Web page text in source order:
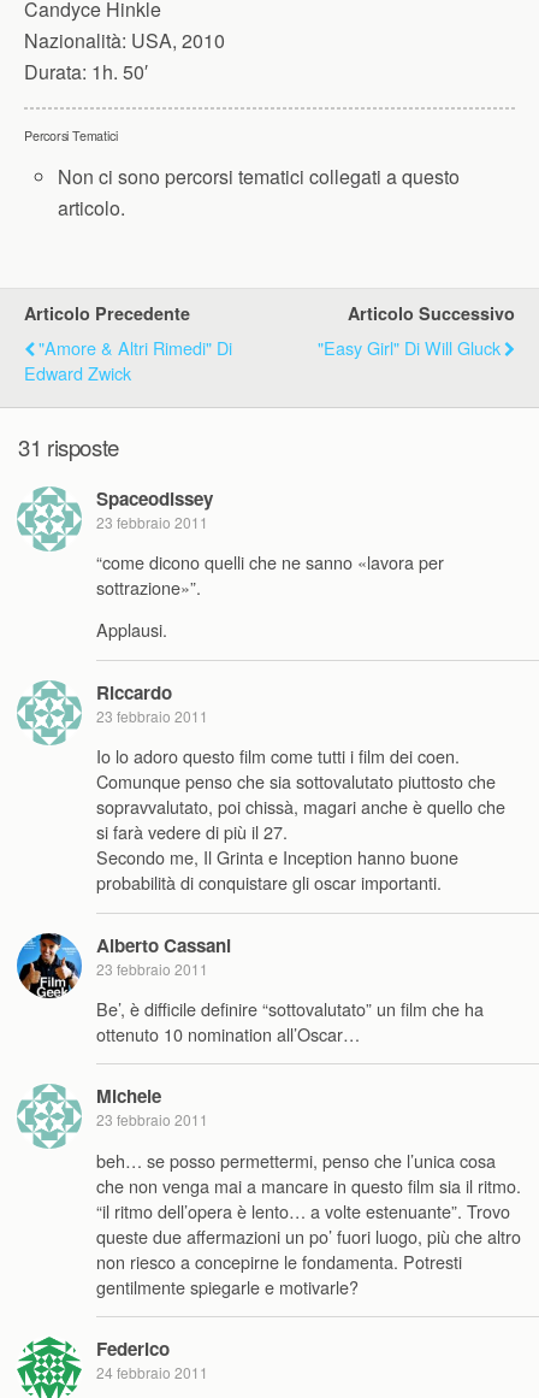
Candyce Hinkle
Nazionalità: USA, 2010
Durata: 1h. 50′
Percorsi Tematici
Non ci sono percorsi tematici collegati a questo
articolo.
Articolo Precedente
"Amore & Altri Rimedi" Di
Edward Zwick
Articolo Successivo
"Easy Girl" Di Will Gluck
31 risposte
Spaceodissey
23 febbraio 2011
“come dicono quelli che ne sanno «lavora per
sottrazione»”.
Applausi.
Riccardo
23 febbraio 2011
Io lo adoro questo film come tutti i film dei coen.
Comunque penso che sia sottovalutato piuttosto che
sopravvalutato, poi chissà, magari anche è quello che
si farà vedere di più il 27.
Secondo me, Il Grinta e Inception hanno buone
probabilità di conquistare gli oscar importanti.
Alberto Cassani
23 febbraio 2011
Be’, è difficile definire “sottovalutato” un film che ha
ottenuto 10 nomination all’Oscar…
Michele
23 febbraio 2011
beh… se posso permettermi, penso che l’unica cosa
che non venga mai a mancare in questo film sia il ritmo.
“il ritmo dell’opera è lento… a volte estenuante”. Trovo
queste due affermazioni un po’ fuori luogo, più che altro
non riesco a concepirne le fondamenta. Potresti
gentilmente spiegarle e motivarle?
Federico
24 febbraio 2011